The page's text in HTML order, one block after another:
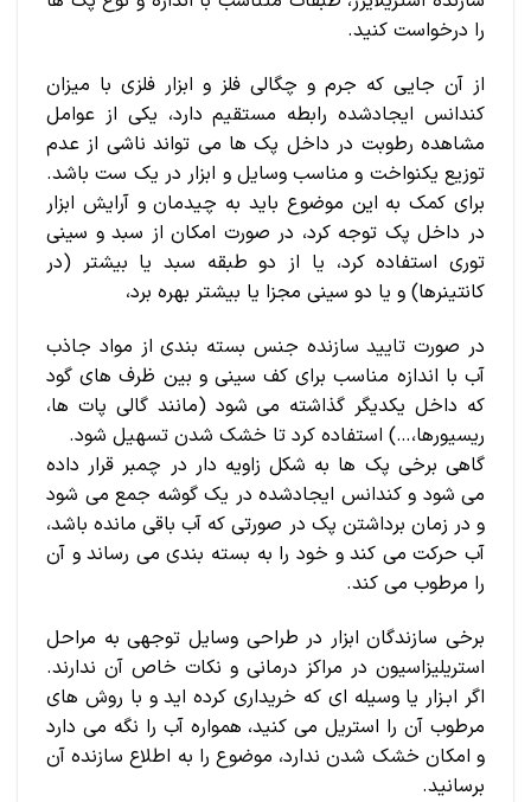
را درخواست کنید.
از آن جایی که جرم و چگالی فلز و ابزار فلزی با میزان
کندانس ایجادشده رابطه مستقیم دارد، یکی از عوامل
مشاهده رطوبت در داخل پک ها می تواند ناشی از عدم
توزیع یکنواخت و مناسب وسایل و ابزار در یک ست باشد.
برای کمک به این موضوع باید به چیدمان و آرایش ابزار
در داخل پک توجه کرد، در صورت امکان از سبد و سینی
توری استفاده کرد، یا از دو طبقه سبد یا بیشتر (در
کانتینرها) و یا دو سینی مجزا یا بیشتر بهره برد،
در صورت تایید سازنده جنس بسته بندی از مواد جاذب
آب با اندازه مناسب برای کف سینی و بین ظرف های گود
که داخل یکدیگر گذاشته می شود (مانند گالی پات ها،
ریسیورها،…) استفاده کرد تا خشک شدن تسهیل شود.
گاهی برخی پک ها به شکل زاویه دار در چمبر قرار داده
می شود و کندانس ایجادشده در یک گوشه جمع می شود
و در زمان برداشتن پک در صورتی که آب باقی مانده باشد،
آب حرکت می کند و خود را به بسته بندی می رساند و آن
را مرطوب می کند.
برخی سازندگان ابزار در طراحی وسایل توجهی به مراحل
استریلیزاسیون در مراکز درمانی و نکات خاص آن ندارند.
اگر ابـزار یا وسیله ای که خریداری کرده اید و با روش های
مرطوب آن را استریل می کنید، همواره آب را نگه می دارد
و امکان خشک شدن ندارد، موضوع را به اطلاع سازنده آن
برسانید.